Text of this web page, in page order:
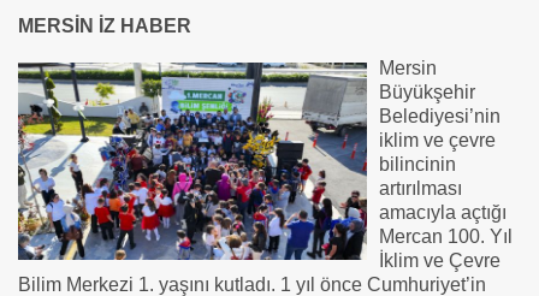
MERSİN İZ HABER
Mersin
Büyükşehir
Belediyesi’nin
iklim ve çevre
bilincinin
artırılması
amacıyla açtığı
Mercan 100. Yıl
İklim ve Çevre
Bilim Merkezi 1. yaşını kutladı. 1 yıl önce Cumhuriyet’in